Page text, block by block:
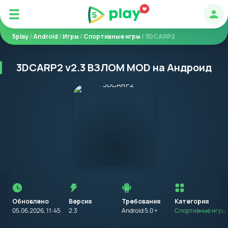
5play/Android /Игры /Спортивные игры / 3DCARP2
3DCARP2 v2.3 ВЗЛОМ MOD на Андроид
Обновлено
05.06.2026, 11:45
Версия
2.3
Требования
Android 5.0 +
установкой
приложения
на
устройство
с
Категория
Спортивные игры